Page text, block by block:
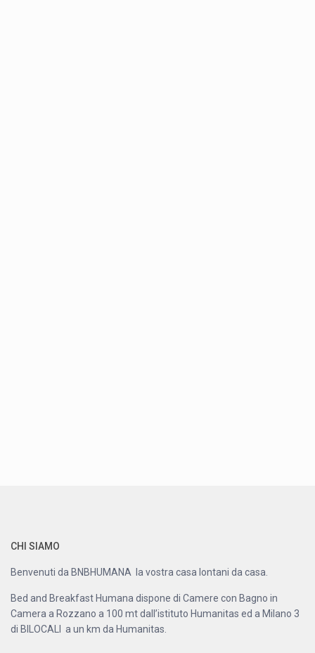
CHI SIAMO
Benvenuti da BNBHUMANA la vostra casa lontani da casa.
Bed and Breakfast Humana dispone di Camere con Bagno in
Camera a Rozzano a 100 mt dall’istituto Humanitas ed a Milano 3
di BILOCALI a un km da Humanitas.